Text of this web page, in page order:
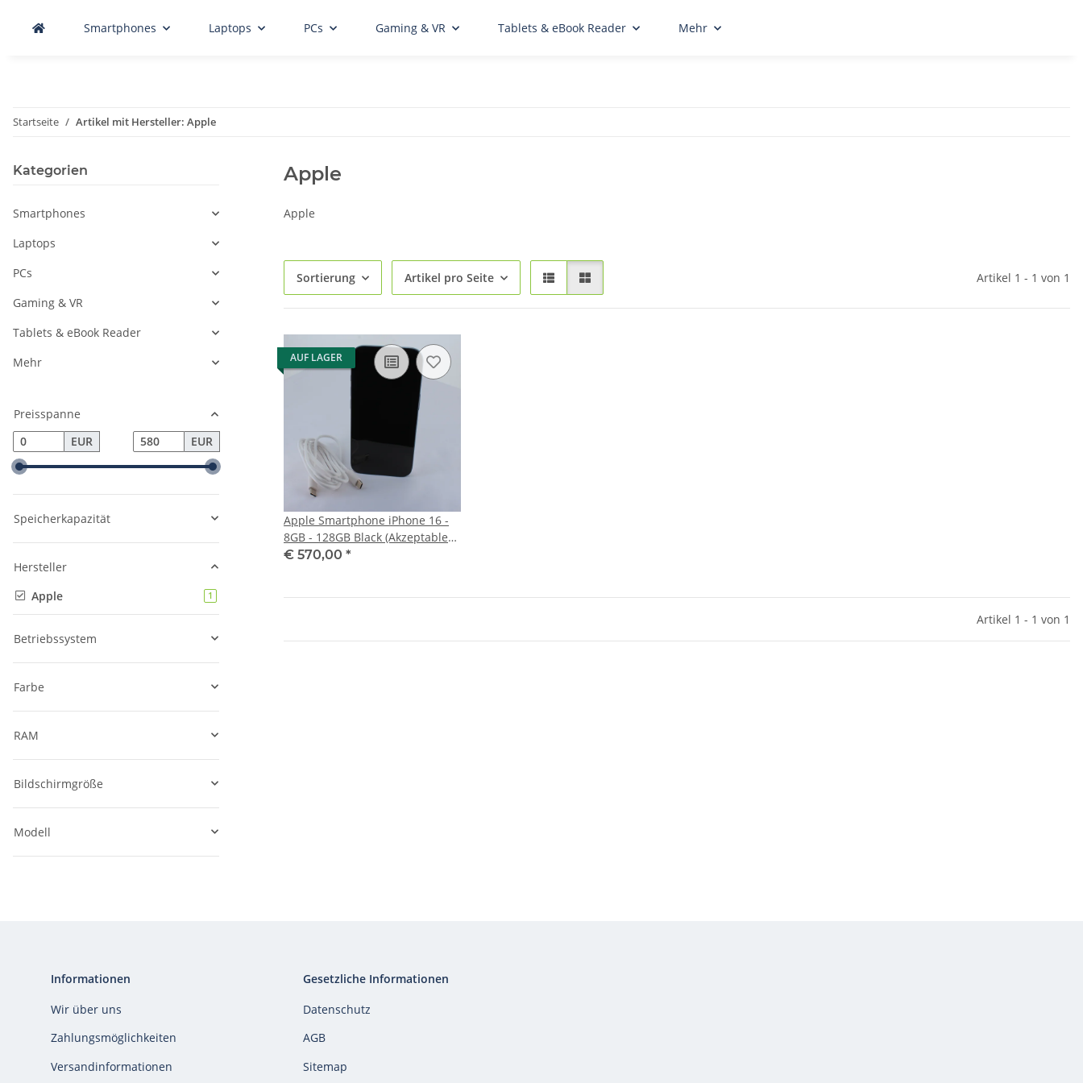
Smartphones Laptops PCs Gaming & VR Tablets & eBook Reader Mehr
Startseite Artikel mit Hersteller: Apple
Apple
Apple
Sortierung Artikel pro Seite Artikel 1 - 1 von 1
AUF LAGER
Apple Smartphone iPhone 16 -
8GB - 128GB Black (Akzeptabler
Zustand)
€ 570,00 *
Artikel 1 - 1 von 1
Kategorien
Smartphones
Laptops
PCs
Gaming & VR
Tablets & eBook Reader
Mehr
Preisspanne
EUR
EUR
Speicherkapazität
Hersteller
Apple
1Artikel gefunden
Betriebssystem
Farbe
RAM
Bildschirmgröße
Modell
Informationen
Wir über uns
Zahlungsmöglichkeiten
Versandinformationen
Gesetzliche Informationen
Datenschutz
AGB
Sitemap